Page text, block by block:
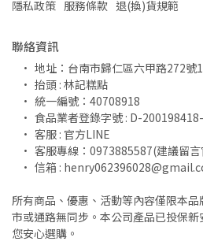
隱私政策 服務條款 退(換)貨規範
聯絡資訊
地址：台南市歸仁區六甲路272號
抬頭 : 林記糕點
統一編號：40708918
食品業者登錄字號 : D-
客服 : 官方LINE
客服專線：0973885587(建議留
信箱 :
所有商品、優惠、活動等內容僅限本
市或通路無同步。本公司產品已投保
您安心選購。